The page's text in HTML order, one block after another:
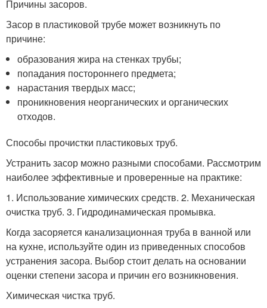
Причины засоров.
Засор в пластиковой трубе может возникнуть по
причине:
образования жира на стенках трубы;
попадания постороннего предмета;
нарастания твердых масс;
проникновения неорганических и органических
отходов.
Способы прочистки пластиковых труб.
Устранить засор можно разными способами. Рассмотрим
наиболее эффективные и проверенные на практике:
1. Использование химических средств. 2. Механическая
очистка труб. 3. Гидродинамическая промывка.
Когда засоряется канализационная труба в ванной или
на кухне, используйте один из приведенных способов
устранения засора. Выбор стоит делать на основании
оценки степени засора и причин его возникновения.
Химическая чистка труб.